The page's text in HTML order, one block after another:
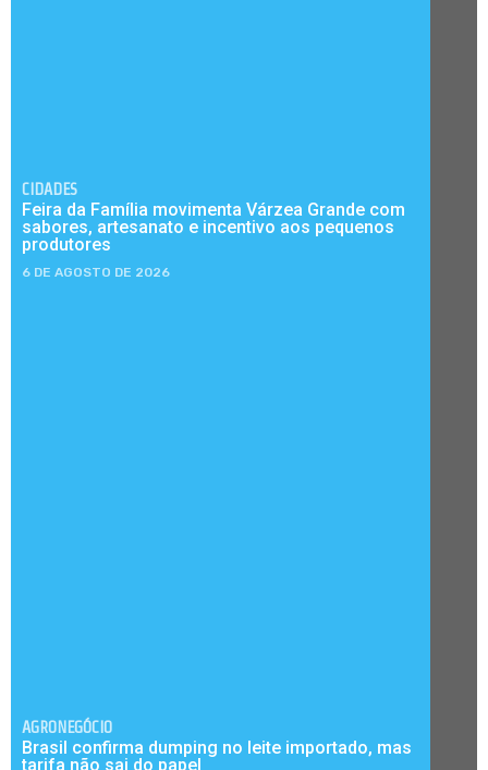
CIDADES
Feira da Família movimenta Várzea Grande com
sabores, artesanato e incentivo aos pequenos
produtores
6 DE AGOSTO DE 2026
AGRONEGÓCIO
Brasil confirma dumping no leite importado, mas
tarifa não sai do papel